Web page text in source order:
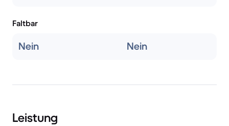
Faltbar
Nein Nein
Leistung